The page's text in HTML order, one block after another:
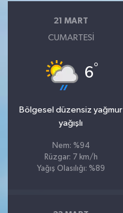
21 MART
CUMARTESI
6°
Bölgesel düzensiz yağmur
yağışlı
Nem: %94
Rüzgar: 7 km/h
Yağış Olasılığı: %89